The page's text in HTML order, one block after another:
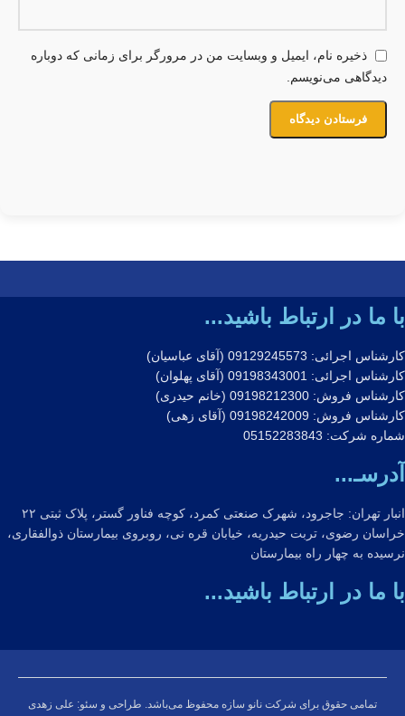
ذخیره نام، ایمیل و وبسایت من در مرورگر برای زمانی که دوباره
دیدگاهی می‌نویسم.
با ما در ارتباط باشید...
کارشناس اجرائی: 09129245573 (آقای عباسیان)
کارشناس اجرائی: 09198343001 (آقای پهلوان)
کارشناس فروش: 09198212300 (خانم حیدری)
کارشناس فروش: 09198242009 (آقای زهی)
شماره شرکت: 05152283843
آدرسـ...
انبار تهران: جاجرود، شهرک صنعتی کمرد، کوچه فناور گستر، پلاک ثبتی ۲۲
خراسان رضوی، تربت حیدریه، خیابان قره نی، روبروی بیمارستان ذوالفقاری،
نرسیده به چهار راه بیمارستان
با ما در ارتباط باشید...
تمامی حقوق برای شرکت نانو سازه محفوظ می‌باشد. طراحی و سئو: علی زهدی